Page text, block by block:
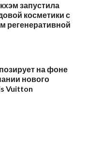
запустила
косметики с
регенеративной
на фоне
нового
Vuitton